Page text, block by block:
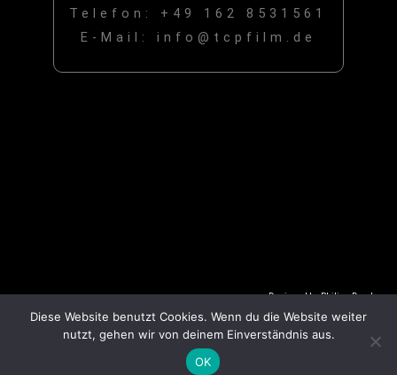
Telefon: +49 162 8531561
E-Mail: info@tcpfilm.de
Designed by Philipp Domke
Diese Website benutzt Cookies. Wenn du die Website weiter
nutzt, gehen wir von deinem Einverständnis aus.
OK